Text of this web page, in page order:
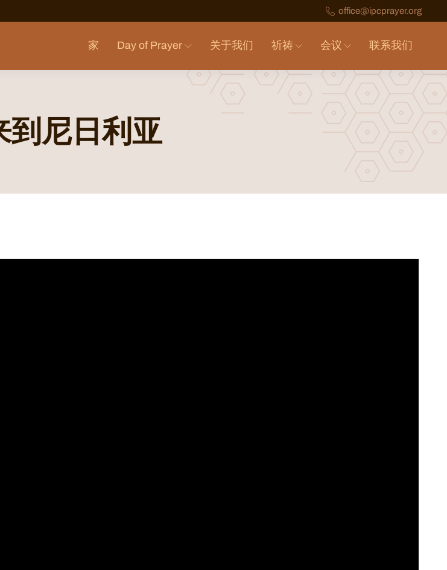
office@ipcprayer.org
家 Day of Prayer 关于我们 祈祷 会议 联系我们
到尼日利亚